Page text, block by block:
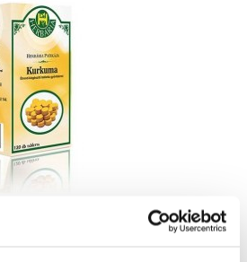
gyömbér tabletta 120